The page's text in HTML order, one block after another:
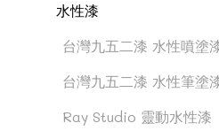
水性漆
台灣九五二漆 水性噴塗
台灣九五二漆 水性筆塗
Ray Studio 靈動水性漆